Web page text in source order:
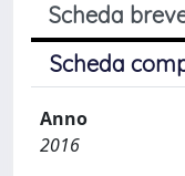
Scheda
Scheda
Anno
2016